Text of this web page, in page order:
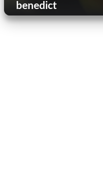
benedict